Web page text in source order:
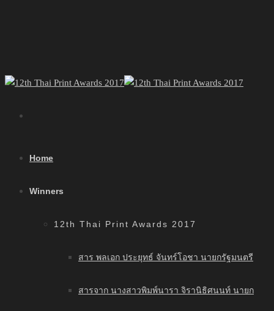
Home
Winners
12th Thai Print Awards 2017
สาร พลเอก ประยุทธ์ จันทร์โอชา นายกรัฐมนตรี
สารจาก นางสาวพิมพ์นารา จิรานิธิศนนท์ นายก